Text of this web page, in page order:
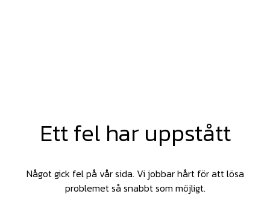
Ett fel har uppstått
Något gick fel på vår sida. Vi jobbar hårt för att lösa
problemet så snabbt som möjligt.